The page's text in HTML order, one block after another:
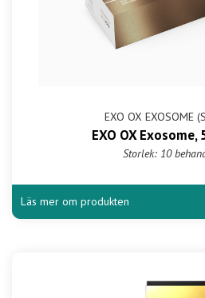
EXO OX EXOSOME
EXO OX Exosome,
Storlek: 10
Läs mer om produkten